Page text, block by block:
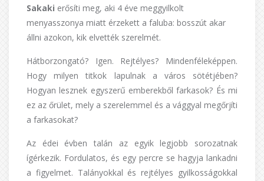
Sakaki erősíti meg, aki 4 éve meggyilkolt
menyasszonya miatt érzekett a faluba: bosszút akar
állni azokon, kik elvették szerelmét.
Hátborzongató? Igen. Rejtélyes? Mindenféleképpen.
Hogy milyen titkok lapulnak a város sötétjében?
Hogyan lesznek egyszerű emberekből farkasok? És mi
ez az őrület, mely a szerelemmel és a vággyal megőrjíti
a farkasokat?
Az édei évben talán az egyik legjobb sorozatnak
ígérkezik. Fordulatos, és egy percre se hagyja lankadni
a figyelmet. Talányokkal és rejtélyes gyilkosságokkal